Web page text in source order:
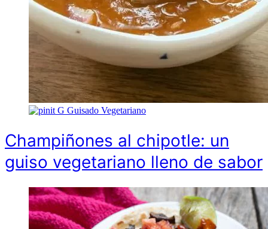
G Guisado Vegetariano
Champiñones al chipotle: un
guiso vegetariano lleno de sabor